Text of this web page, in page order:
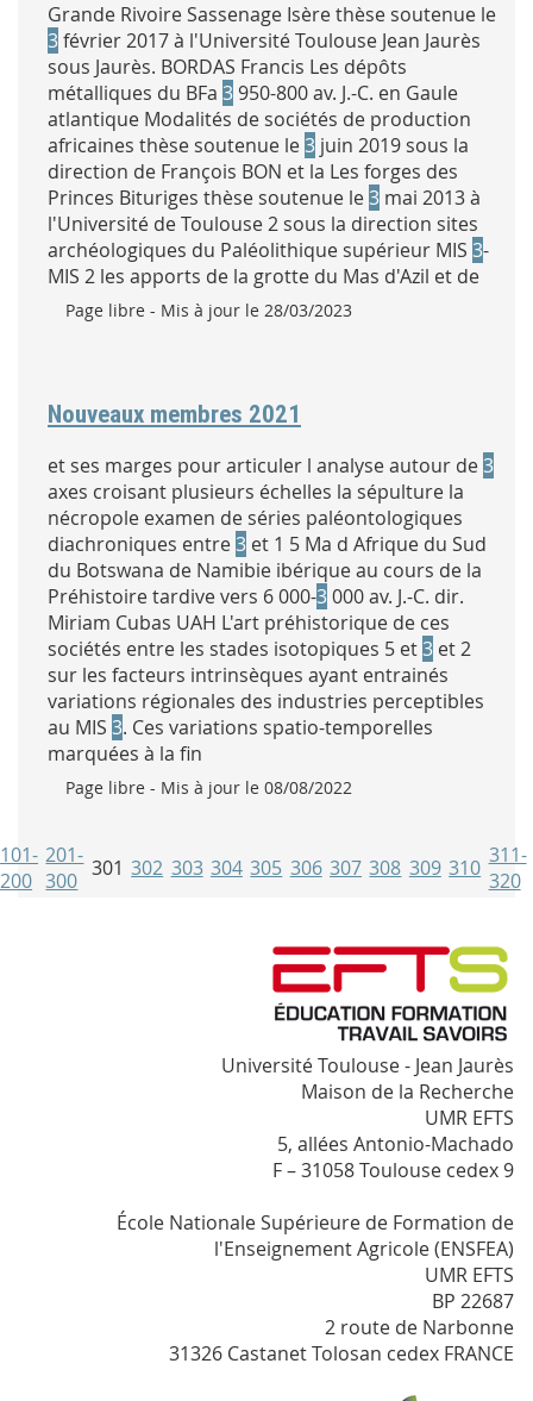
Grande Rivoire Sassenage Isère thèse soutenue le
3février 2017 à l'Université Toulouse Jean Jaurès
sous Jaurès. BORDAS Francis Les dépôts
métalliques du BFa 3950-800 av. J.-C. en Gaule
atlantique Modalités de sociétés de production
africaines thèse soutenue le3 juin 2019 sous la
direction de François BON et la Les forges des
Princes Bituriges thèse soutenue le3 mai 2013 à
l'Université de Toulouse 2 sous la direction sites
archéologiques du Paléolithique supérieur MIS 3-
MIS 2 les apports de la grotte du Mas d'Azil et de
Type :
Page libre - Mis à jour le 28/03/2023
Nouveaux membres 2021
et ses marges pour articuler l analyse autour de3
axes croisant plusieurs échelles la sépulture la
nécropole examen de séries paléontologiques
diachroniques entre3 et 1 5 Ma d Afrique du Sud
du Botswana de Namibie ibérique au cours de la
Préhistoire tardive vers 6 000-3000 av. J.-C. dir.
Miriam Cubas UAH L'art préhistorique de ces
sociétés entre les stades isotopiques 5 et3 et 2
sur les facteurs intrinsèques ayant entrainés
variations régionales des industries perceptibles
au MIS 3. Ces variations spatio-temporelles
marquées à la fin
Type :
Page libre - Mis à jour le 08/08/2022
101-
200
201-
300 301 302 303 304 305 306 307 308 309 310 311-
320
Université Toulouse - Jean Jaurès
Maison de la Recherche
UMR EFTS
5, allées Antonio-Machado
F – 31058 Toulouse cedex 9
École Nationale Supérieure de Formation de
l'Enseignement Agricole (ENSFEA)
UMR EFTS
BP 22687
2 route de Narbonne
31326 Castanet Tolosan cedex FRANCE